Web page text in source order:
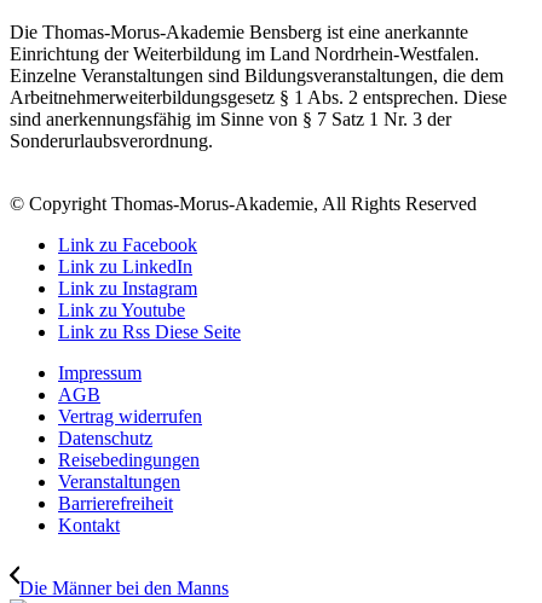
Die Thomas-Morus-Akademie Bensberg ist eine anerkannte
Einrichtung der Weiterbildung im Land Nordrhein-Westfalen.
Einzelne Veranstaltungen sind Bildungsveranstaltungen, die dem
Arbeitnehmerweiterbildungsgesetz § 1 Abs. 2 entsprechen. Diese
sind anerkennungsfähig im Sinne von § 7 Satz 1 Nr. 3 der
Sonderurlaubsverordnung.
© Copyright Thomas-Morus-Akademie, All Rights Reserved
Link zu Facebook
Link zu LinkedIn
Link zu Instagram
Link zu Youtube
Link zu Rss Diese Seite
Impressum
AGB
Vertrag widerrufen
Datenschutz
Reisebedingungen
Veranstaltungen
Barrierefreiheit
Kontakt
Die Männer bei den Manns